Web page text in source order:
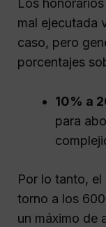
mal ejecutada
caso, pero
porcentajes
10% a
para
Por lo tanto,
torno a los
un máximo de